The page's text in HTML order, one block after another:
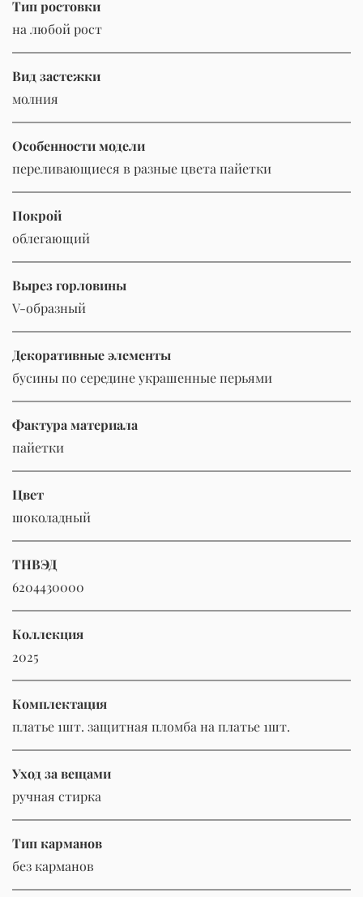
Тип ростовки
на любой рост
Вид застежки
молния
Особенности модели
переливающиеся в разные цвета пайетки
Покрой
облегающий
Вырез горловины
V-образный
Декоративные элементы
бусины по середине украшенные перьями
Фактура материала
пайетки
Цвет
шоколадный
ТНВЭД
6204430000
Коллекция
2025
Комплектация
платье 1шт. защитная пломба на платье 1шт.
Уход за вещами
ручная стирка
Тип карманов
без карманов